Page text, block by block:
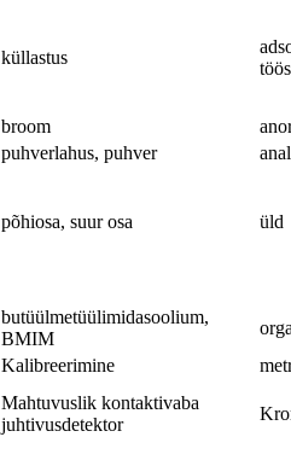
küllastus
broom
puhverlahus, puhver
põhiosa, suur osa üld
butüülmetüülimidasoolium,
BMIM
Kalibreerimine
Mahtuvuslik kontaktivaba
juhtivusdetektor